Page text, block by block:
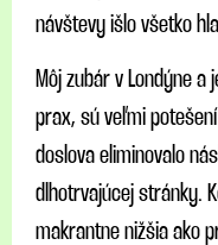
návštevy išlo všetko
Môj zubár v Londýne
prax, sú veľmi
doslova eliminovalo
dlhotrvajúcej stránky.
makrantne nižšia ako